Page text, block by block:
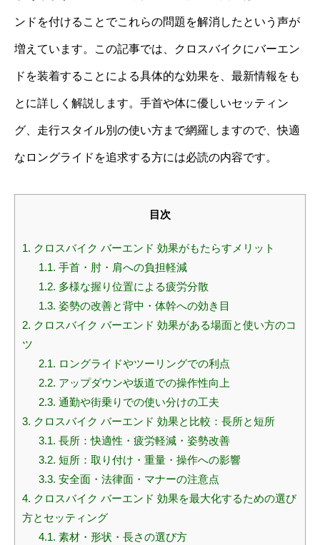
ンドを付けることでこれらの問題を解消したという声が
増えています。この記事では、クロスバイクにバーエン
ドを装着することによる具体的な効果を、最新情報をも
とに詳しく解説します。手首や体に優しいセッティン
グ、走行スタイル別の使い方まで網羅しますので、快適
なロングライドを追求する方には必読の内容です。
目次
1. クロスバイク バーエンド 効果がもたらすメリット
1.1. 手首・肘・肩への負担軽減
1.2. 多様な握り位置による疲労分散
1.3. 姿勢の改善と背中・体幹への効き目
2. クロスバイク バーエンド 効果がある場面と使い方のコ
ツ
2.1. ロングライドやツーリングでの利点
2.2. アップダウンや坂道での操作性向上
2.3. 通勤や街乗りでの使い分けの工夫
3. クロスバイク バーエンド 効果と比較：長所と短所
3.1. 長所：快適性・疲労軽減・姿勢改善
3.2. 短所：取り付け・重量・操作への影響
3.3. 安全面・法律面・マナーの注意点
4. クロスバイク バーエンド 効果を最大化するための選び
方とセッティング
4.1. 素材・形状・長さの選び方